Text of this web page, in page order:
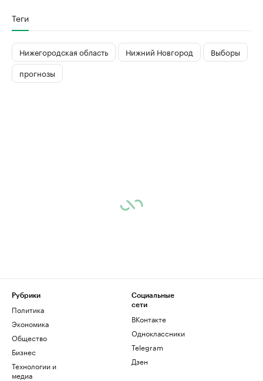
Теги
Нижегородская область Нижний Новгород
Выборы
прогнозы
Рубрики
Политика
Экономика
Общество
Бизнес
Технологии и
медиа
Социальные
сети
ВКонтакте
Одноклассники
Telegram
Дзен